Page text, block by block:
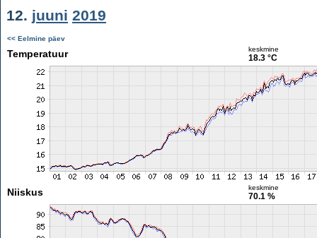
12. juuni 2019
<< Eelmine päev
Temperatuur keskmine
18.3 °C
Niiskus keskmine
70.1 %